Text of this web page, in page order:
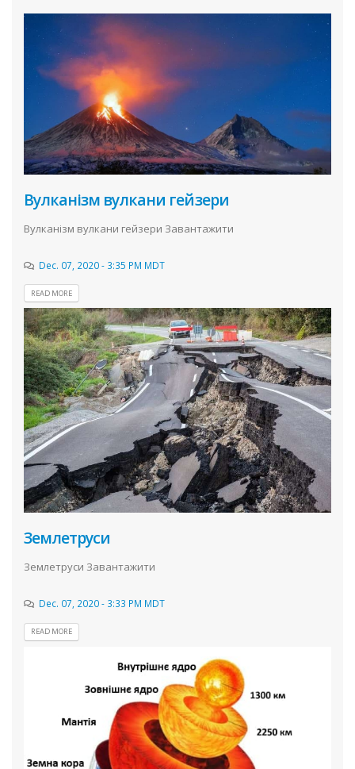
Вулканізм вулкани гейзери
Вулканізм вулкани гейзери Завантажити
Dec. 07, 2020 - 3:35 PM MDT
READ MORE
Землетруси
Землетруси Завантажити
Dec. 07, 2020 - 3:33 PM MDT
READ MORE